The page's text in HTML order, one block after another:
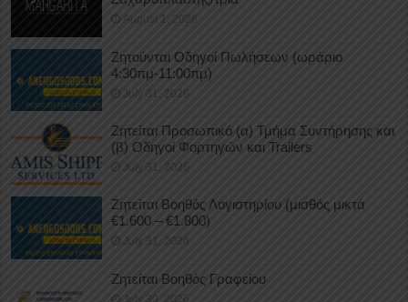
August 1, 2026
Ζητούνται Οδηγοί Πωλήσεων (ωράριο
4:30πμ-11:00πμ)
July 31, 2026
Ζητείται Προσωπικό (α) Τμήμα Συντήρησης και
(β) Οδηγοί Φορτηγών και Trailers
July 31, 2026
Ζητείται Βοηθός Λογιστηρίου (μισθός μικτά
€1.600 – €1.800)
July 31, 2026
Ζητείται Βοηθός Γραφείου
July 30, 2026